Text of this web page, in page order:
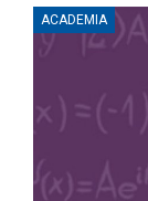
ACADEMIA